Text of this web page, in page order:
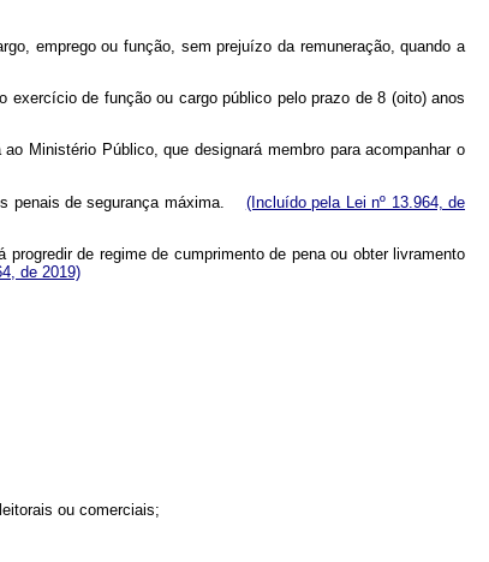
emprego ou função, sem prejuízo da remuneração, quando a
exercício de função ou cargo público pelo prazo de 8 (oito) anos
Ministério Público, que designará membro para acompanhar o
penais de segurança máxima. (Incluído pela Lei nº 13.964, de
de regime de cumprimento de pena ou obter livramento
de 2019)
ou comerciais;